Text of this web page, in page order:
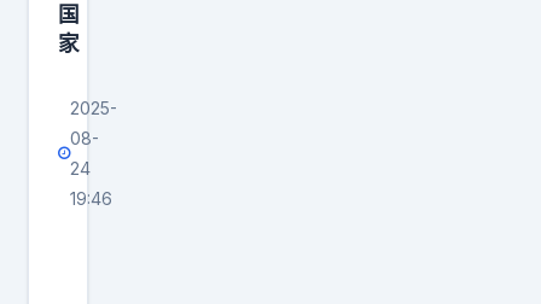
国
家
2025-
08-
24
19:46